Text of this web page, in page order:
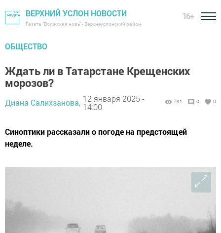
ВЕРХНИЙ УСЛОН НОВОСТИ
Газета "Волжская новь" - Верхнеуслонский район
16+
ОБЩЕСТВО
Ждать ли в Татарстане Крещенских
морозов?
Диана Салихзанова, 12 января 2025 -
14:00
791 0 0
Синоптики рассказали о погоде на предстоящей
неделе.